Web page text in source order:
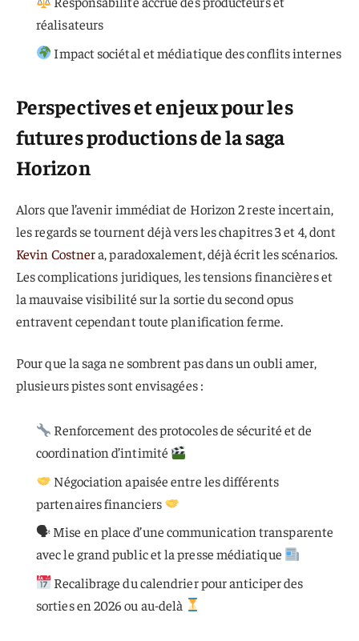
réalisateurs
Impact sociétal et médiatique des conflits internes
Perspectives et enjeux pour les
futures productions de la saga
Horizon
Alors que l’avenir immédiat de Horizon 2 reste incertain,
les regards se tournent déjà vers les chapitres 3 et 4, dont
Kevin Costnera, paradoxalement, déjà écrit les scénarios.
Les complications juridiques, les tensions financières et
la mauvaise visibilité sur la sortie du second opus
entravent cependant toute planification ferme.
Pour que la saga ne sombrent pas dans un oubli amer,
plusieurs pistes sont envisagées :
Renforcement des protocoles de sécurité et de
coordination d’intimité
Négociation apaisée entre les différents
partenaires financiers
🗣 Mise en place d’une communication transparente
avec le grand public et la presse médiatique
Recalibrage du calendrier pour anticiper des
sorties en 2026 ou au-delà